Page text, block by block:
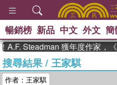
父親
暢銷榜 新品 中文 外文 簡
Steadman 獲年度作家，
搜尋結果/ 王家騏
作者：王家騏